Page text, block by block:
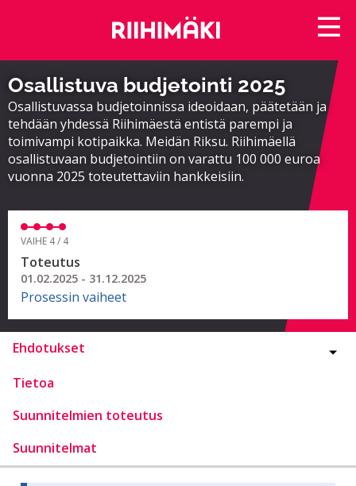
Osallistuva budjetointi 2025
Osallistuvassa budjetoinnissa ideoidaan, päätetään ja
tehdään yhdessä Riihimäestä entistä parempi ja
toimivampi kotipaikka. Meidän Riksu. Riihimäellä
osallistuvaan budjetointiin on varattu 100 000 euroa
vuonna 2025 toteutettaviin hankkeisiin.
VAIHE 4 / 4
Toteutus
01.02.2025 - 31.12.2025
Prosessin vaiheet
Ehdotukset
Tietoa
Suunnitelmien toteutus
Suunnitelmat